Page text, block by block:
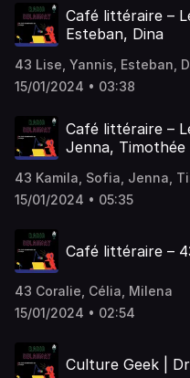
Café littéraire –
Esteban, Dina
43 Lise, Yannis, Esteban,
15/01/2024 • 03:38
Café littéraire –
Jenna, Timothée
43 Kamila, Sofia, Jenna,
15/01/2024 • 05:35
Café littéraire –
43 Coralie, Célia, Milena
15/01/2024 • 02:54
Culture Geek |